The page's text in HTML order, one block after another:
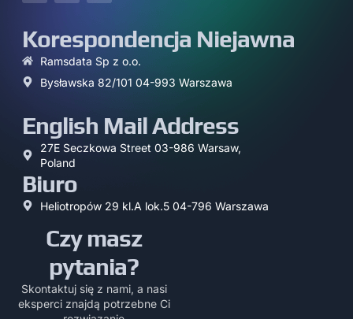
Korespondencja Niejawna
Ramsdata Sp z o.o.
Bysławska 82/101 04-993 Warszawa
English Mail Address
27E Seczkowa Street 03-986 Warsaw,
Poland
Biuro
Heliotropów 29 kl.A lok.5 04-796 Warszawa
Czy masz
pytania?
Skontaktuj się z nami, a nasi
eksperci znajdą potrzebne Ci